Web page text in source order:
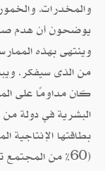
والمخدرات،
يوضحون أن هدم صحة
وينتهى بهذه
من الذى سيفكر،
كان مداومًا على
البشرية في دولة من
بطاقتها
(60% من المجتمع تقريبًا).